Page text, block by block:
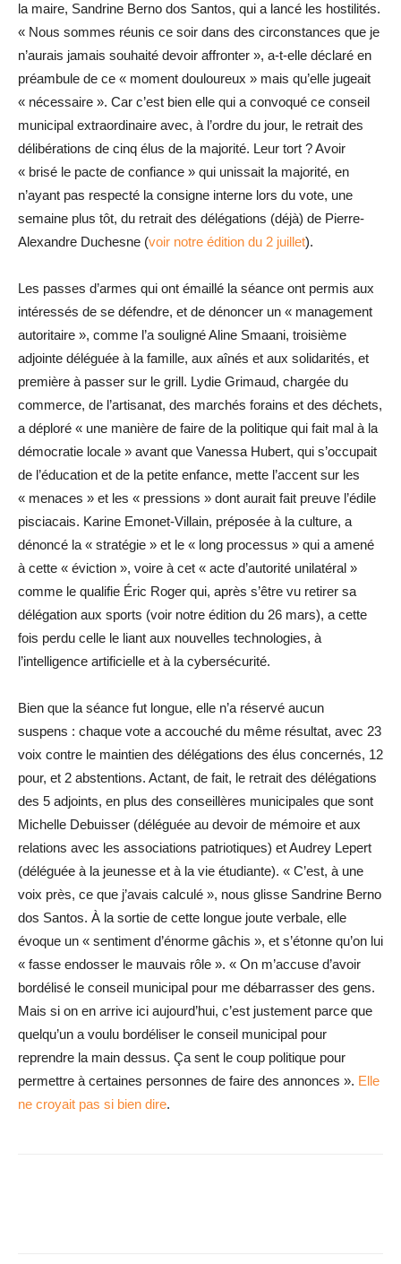
la maire, Sandrine Berno dos Santos, qui a lancé les hostilités.
« Nous sommes réunis ce soir dans des circonstances que je
n’aurais jamais souhaité devoir affronter », a-t-elle déclaré en
préambule de ce « moment douloureux » mais qu’elle jugeait
« nécessaire ». Car c’est bien elle qui a convoqué ce conseil
municipal extraordinaire avec, à l’ordre du jour, le retrait des
délibérations de cinq élus de la majorité. Leur tort ? Avoir
« brisé le pacte de confiance » qui unissait la majorité, en
n’ayant pas respecté la consigne interne lors du vote, une
semaine plus tôt, du retrait des délégations (déjà) de Pierre-
Alexandre Duchesne (voir notre édition du 2 juillet).
Les passes d’armes qui ont émaillé la séance ont permis aux
intéressés de se défendre, et de dénoncer un « management
autoritaire », comme l’a souligné Aline Smaani, troisième
adjointe déléguée à la famille, aux aînés et aux solidarités, et
première à passer sur le grill. Lydie Grimaud, chargée du
commerce, de l’artisanat, des marchés forains et des déchets,
a déploré « une manière de faire de la politique qui fait mal à la
démocratie locale » avant que Vanessa Hubert, qui s’occupait
de l’éducation et de la petite enfance, mette l’accent sur les
« menaces » et les « pressions » dont aurait fait preuve l’édile
pisciacais. Karine Emonet-Villain, préposée à la culture, a
dénoncé la « stratégie » et le « long processus » qui a amené
à cette « éviction », voire à cet « acte d’autorité unilatéral »
comme le qualifie Éric Roger qui, après s’être vu retirer sa
délégation aux sports (voir notre édition du 26 mars), a cette
fois perdu celle le liant aux nouvelles technologies, à
l’intelligence ­artificielle et à la cybersécurité.
Bien que la séance fut longue, elle n’a réservé aucun
suspens : chaque vote a accouché du même résultat, avec 23
voix contre le maintien des délégations des élus concernés, 12
pour, et 2 abstentions. Actant, de fait, le retrait des délégations
des 5 adjoints, en plus des conseillères municipales que sont
Michelle Debuisser (déléguée au devoir de mémoire et aux
relations avec les associations patriotiques) et Audrey Lepert
(déléguée à la jeunesse et à la vie étudiante). « C’est, à une
voix près, ce que j’avais calculé », nous glisse Sandrine Berno
dos Santos. À la sortie de cette longue joute verbale, elle
évoque un « sentiment d’énorme gâchis », et s’étonne qu’on lui
« fasse endosser le mauvais rôle ». « On m’accuse d’avoir
bordélisé le conseil municipal pour me débarrasser des gens.
Mais si on en arrive ici aujourd’hui, c’est justement parce que
quelqu’un a voulu bordéliser le conseil municipal pour
reprendre la main dessus. Ça sent le coup politique pour
permettre à certaines personnes de faire des annonces ». Elle
ne croyait pas si bien dire.